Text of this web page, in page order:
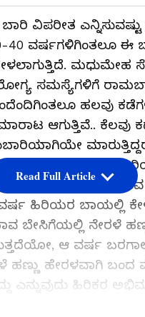
ವಿಪರೀತ
40 ವರ್ಷಗಳಿಗಿಂತಲೂ ಈ
ಮಧುಮೇಹ
ಸಮಸ್ಯೆಗಳಿಗೆ
ಹಲವು
ಆಗುತ್ತಿವೆ.. ಕೆಲವು
ಫಸಲಂತೂ
ವರ್ಷಗಳಿಂದ ಇರುವ
ಹಿರಿಯರ ಬಾಯಲ್ಲಿ
ಬೇಸಿಗೆಯಲ್ಲಿ ನೇರಳೆ
ಆ ವರ್ಷ ಬರಗಾಲ
ಹಣ್ಣು ಹೇರಳವಾಗಿ ಬಂದ
ಎನ್ನುವುದು ಹಿರಿಕರ
Read Full Article